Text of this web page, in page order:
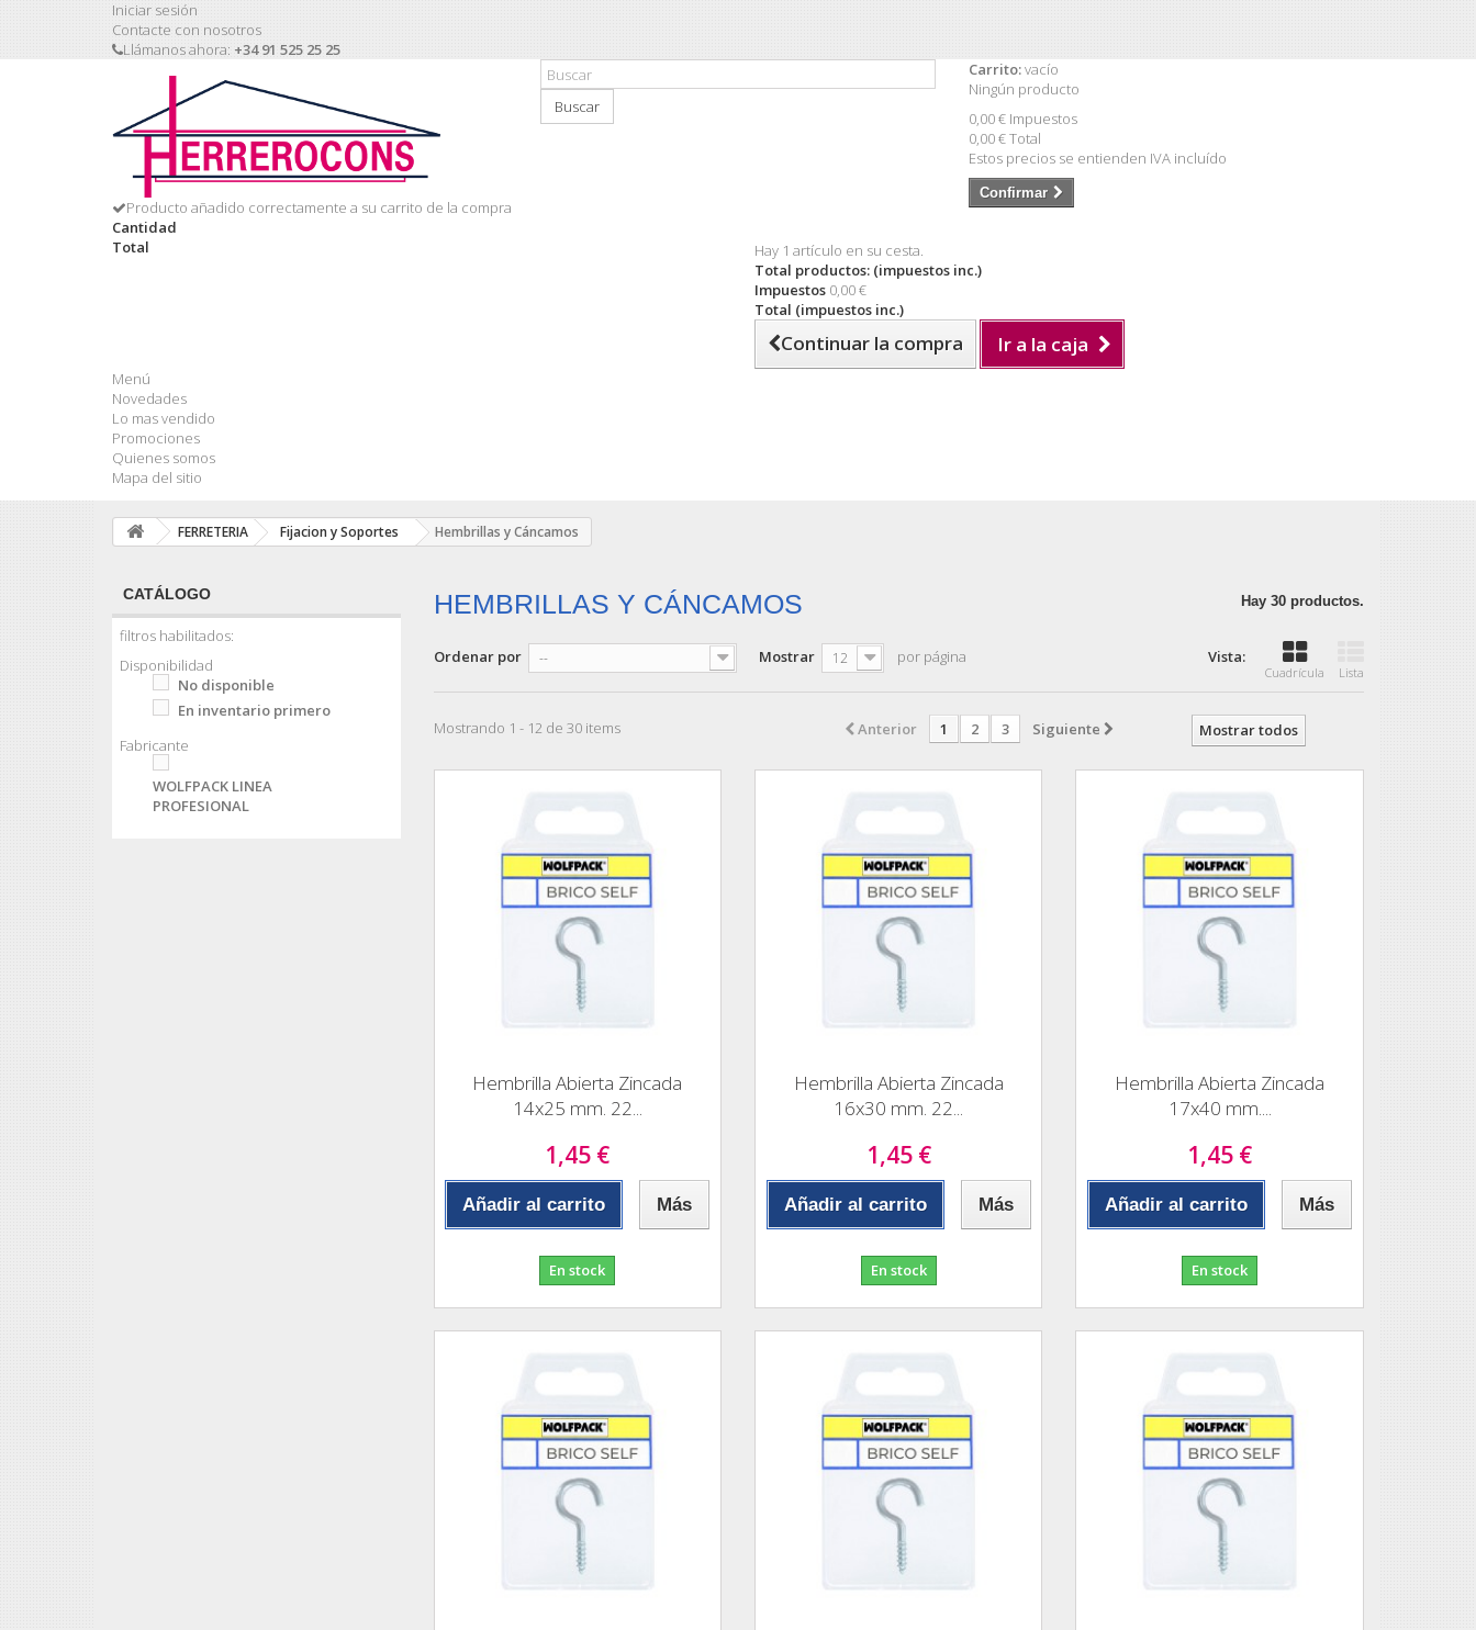
Iniciar sesión
Contacte con nosotros
Llámanos ahora: +34 91 525 25 25
Buscar
Carrito:vacío
Ningún producto
0,00 € Impuestos
0,00 €Total
Estos precios se entienden IVA incluído
Confirmar
Producto añadido correctamente a su carrito de la compra
Cantidad
Total
Hay 1 artículo en su cesta.
Total productos: (impuestos inc.)
Impuestos 0,00 €
Total (impuestos inc.)
Continuar la compra Ir a la caja
Menú
Novedades
Lo mas vendido
Promociones
Quienes somos
Mapa del sitio
FERRETERIA Fijacion y Soportes Hembrillas y Cáncamos
CATÁLOGO
filtros habilitados:
Disponibilidad
No disponible
En inventario primero
Fabricante
WOLFPACK LINEA
PROFESIONAL
HEMBRILLAS Y CÁNCAMOS Hay 30 productos.
Vista:
Cuadrícula Lista
Ordenar por -- Mostrar 12 por página
Mostrar todos
Anterior 1 2 3 Siguiente
Mostrando 1 - 12 de 30 items
Hembrilla Abierta Zincada
14x25 mm. 22...
1,45 €
Añadir al carrito Más
En stock
Hembrilla Abierta Zincada
16x30 mm. 22...
1,45 €
Añadir al carrito Más
En stock
Hembrilla Abierta Zincada
17x40 mm....
1,45 €
Añadir al carrito Más
En stock